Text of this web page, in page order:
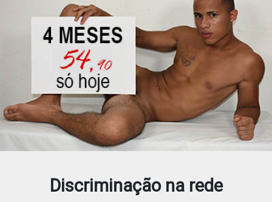
Discriminação na rede